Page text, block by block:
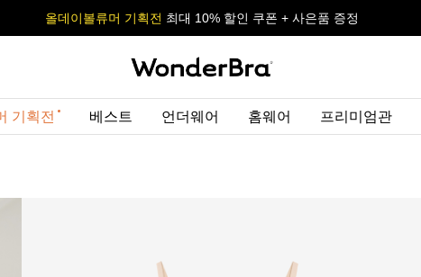
사이즈 무료 교환 서비스
올데이볼류머 기획전 최대 10% 할인 쿠폰 + 사은품 증정
사이즈 무료 교환 서비스
올데이볼류머 기획전
기획전 베스트 언더웨어 홈웨어 프리미엄관